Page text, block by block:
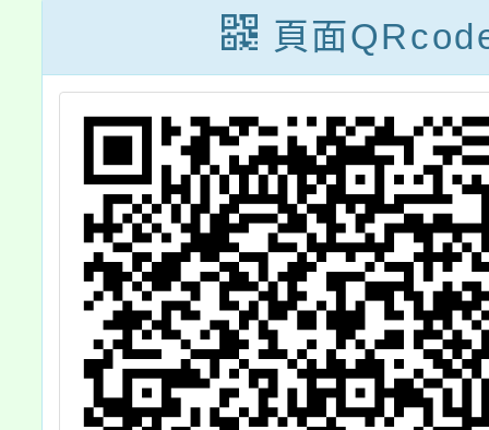
本校教職員工、
家長及社區人士
參加，詳如說
明，請查照。
頁面